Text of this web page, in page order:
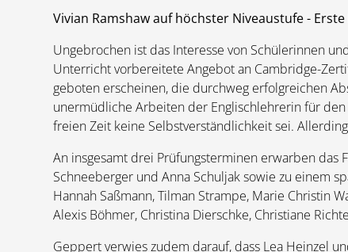
Vivian Ramshaw auf höchster Niveaustufe -
Ungebrochen ist das Interesse von Schülerinnen
Unterricht vorbereitete Angebot an Cambridge-
geboten erscheinen, die durchweg erfolgreichen
unermüdliche Arbeiten der Englischlehrerin für
freien Zeit keine Selbstverständlichkeit sei.
An insgesamt drei Prüfungsterminen erwarben das
Schneeberger und Anna Schuljak sowie zu einem
Hannah Saßmann, Tilman Strampe, Marie Christin
Alexis Böhmer, Christina Dierschke, Christiane
Geppert verwies zudem darauf, dass Lea Heinzel